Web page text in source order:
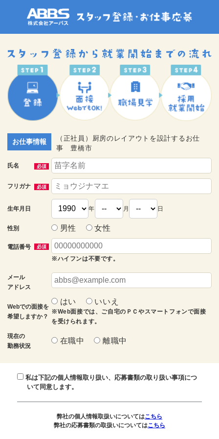
お仕事情報
（正社員）厨房のレイアウトを設計するお仕
事 豊橋市
氏名 必須
フリガナ 必須
生年月日 年 月 日
性別 男性 女性
電話番号 必須
※ハイフンは不要です。
メール
アドレス
Webでの面接を
希望しますか？
はい いいえ
※Web面接では、ご自宅のＰＣやスマートフォンで面接
を受けられます。
現在の
勤務状況
在職中 離職中
私は下記の個人情報取り扱い、応募書類の取り扱い事項につ
いて同意します。
弊社の個人情報取扱いについてはこちら
弊社の応募書類の取扱いについてはこちら